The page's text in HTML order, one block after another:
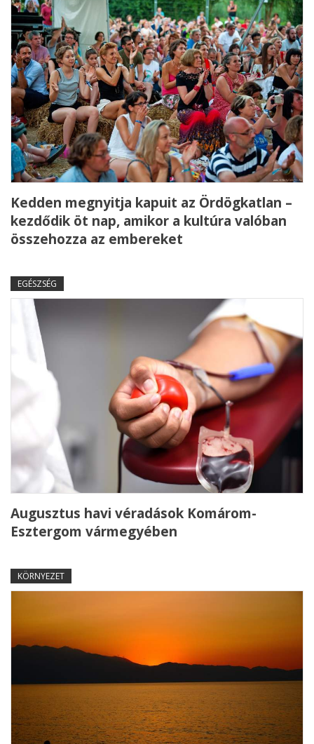
Kedden megnyitja kapuit az Ördögkatlan –
kezdődik öt nap, amikor a kultúra valóban
összehozza az embereket
EGÉSZSÉG
Augusztus havi véradások Komárom-
Esztergom vármegyében
KÖRNYEZET